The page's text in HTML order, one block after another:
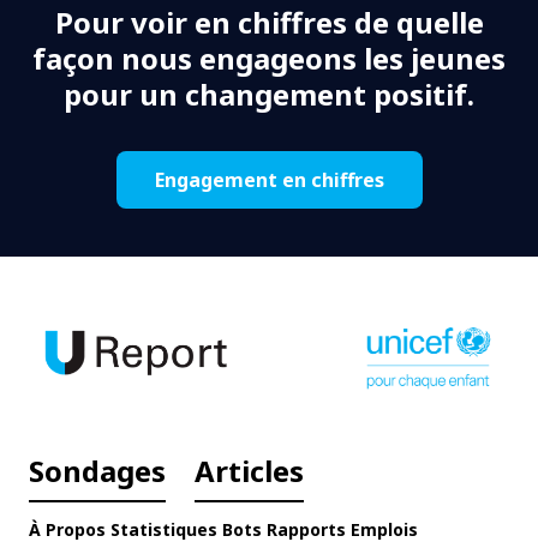
Pour voir en chiffres de quelle
façon nous engageons les jeunes
pour un changement positif.
Engagement en chiffres
Sondages Articles
À Propos Statistiques Bots Rapports Emplois